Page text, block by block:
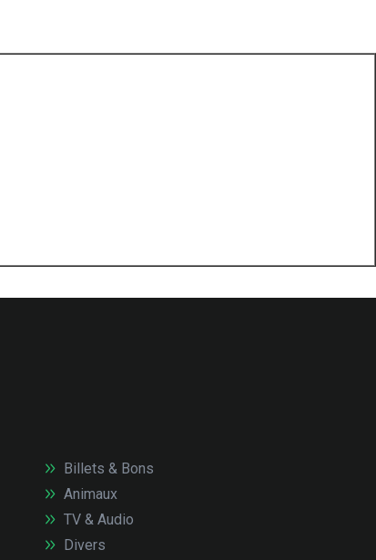
Billets & Bons
Animaux
TV & Audio
Divers